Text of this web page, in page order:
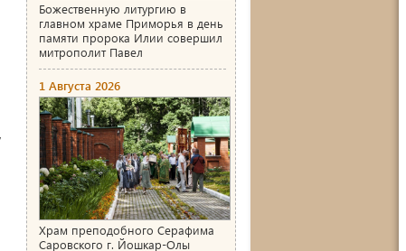
Божественную литургию в
главном храме Приморья в день
памяти пророка Илии совершил
митрополит Павел
1 Августа 2026
Храм преподобного Серафима
Саровского г. Йошкар-Олы